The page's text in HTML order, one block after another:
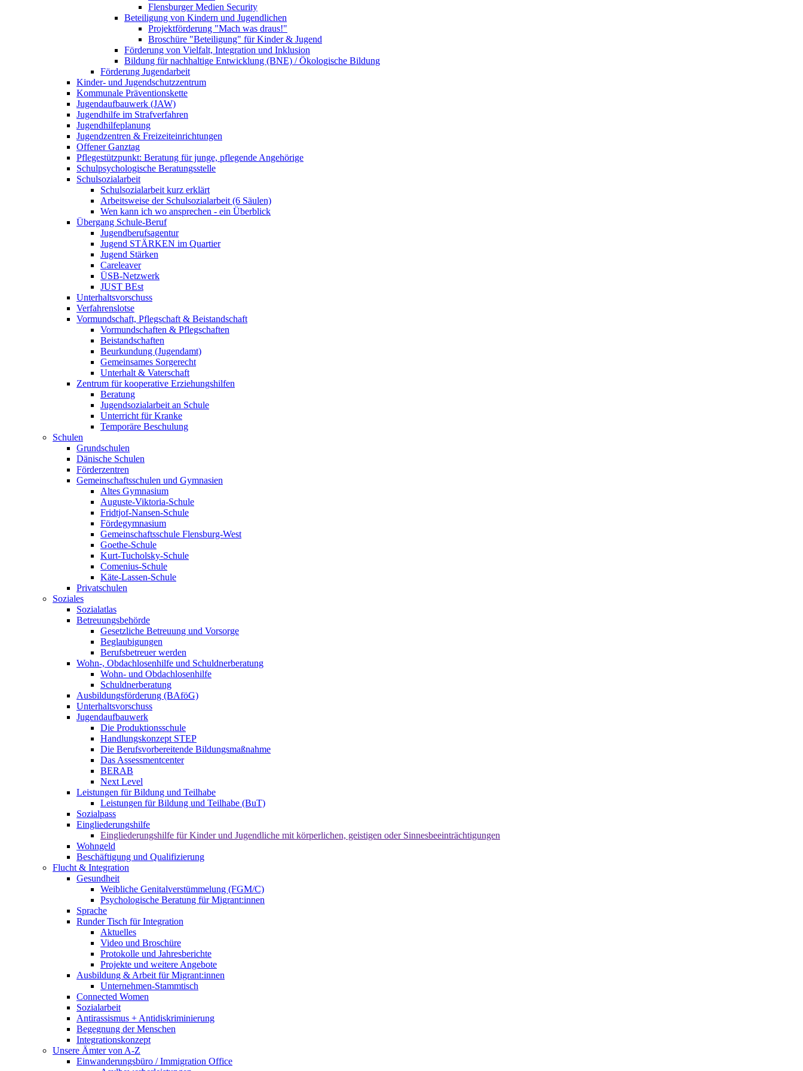
Flensburger Medien Security
Beteiligung von Kindern und Jugendlichen
Projektförderung "Mach was draus!"
Broschüre "Beteiligung" für Kinder & Jugend
Förderung von Vielfalt, Integration und Inklusion
Bildung für nachhaltige Entwicklung (BNE) / Ökologische Bildung
Förderung Jugendarbeit
Kinder- und Jugendschutzzentrum
Kommunale Präventionskette
Jugendaufbauwerk (JAW)
Jugendhilfe im Strafverfahren
Jugendhilfeplanung
Jugendzentren & Freizeiteinrichtungen
Offener Ganztag
Pflegestützpunkt: Beratung für junge, pflegende Angehörige
Schulpsychologische Beratungsstelle
Schulsozialarbeit
Schulsozialarbeit kurz erklärt
Arbeitsweise der Schulsozialarbeit (6 Säulen)
Wen kann ich wo ansprechen - ein Überblick
Übergang Schule-Beruf
Jugendberufsagentur
Jugend STÄRKEN im Quartier
Jugend Stärken
Careleaver
ÜSB-Netzwerk
JUST BEst
Unterhaltsvorschuss
Verfahrenslotse
Vormundschaft, Pflegschaft & Beistandschaft
Vormundschaften & Pflegschaften
Beistandschaften
Beurkundung (Jugendamt)
Gemeinsames Sorgerecht
Unterhalt & Vaterschaft
Zentrum für kooperative Erziehungshilfen
Beratung
Jugendsozialarbeit an Schule
Unterricht für Kranke
Temporäre Beschulung
Schulen
Grundschulen
Dänische Schulen
Förderzentren
Gemeinschaftsschulen und Gymnasien
Altes Gymnasium
Auguste-Viktoria-Schule
Fridtjof-Nansen-Schule
Fördegymnasium
Gemeinschaftsschule Flensburg-West
Goethe-Schule
Kurt-Tucholsky-Schule
Comenius-Schule
Käte-Lassen-Schule
Privatschulen
Soziales
Sozialatlas
Betreuungsbehörde
Gesetzliche Betreuung und Vorsorge
Beglaubigungen
Berufsbetreuer werden
Wohn-, Obdachlosenhilfe und Schuldnerberatung
Wohn- und Obdachlosenhilfe
Schuldnerberatung
Ausbildungsförderung (BAföG)
Unterhaltsvorschuss
Jugendaufbauwerk
Die Produktionsschule
Handlungskonzept STEP
Die Berufsvorbereitende Bildungsmaßnahme
Das Assessmentcenter
BERAB
Next Level
Leistungen für Bildung und Teilhabe
Leistungen für Bildung und Teilhabe (BuT)
Sozialpass
Eingliederungshilfe
Eingliederungshilfe für Kinder und Jugendliche mit körperlichen, geistigen oder Sinnesbeeinträchtigungen
Wohngeld
Beschäftigung und Qualifizierung
Flucht & Integration
Gesundheit
Weibliche Genitalverstümmelung (FGM/C)
Psychologische Beratung für Migrant:innen
Sprache
Runder Tisch für Integration
Aktuelles
Video und Broschüre
Protokolle und Jahresberichte
Projekte und weitere Angebote
Ausbildung & Arbeit für Migrant:innen
Unternehmen-Stammtisch
Connected Women
Sozialarbeit
Antirassismus + Antidiskriminierung
Begegnung der Menschen
Integrationskonzept
Unsere Ämter von A-Z
Einwanderungsbüro / Immigration Office